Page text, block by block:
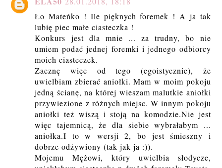
Ło Mateńko ! Ile pięknych foremek ! A ja tak
lubię piec małe ciasteczka !
Konkurs jest dla mnie ... za trudny, bo nie
umiem podać jednej foremki i jednego odbiorcy
moich ciasteczek.
Zacznę więc od tego (egoistycznie), że
uwielbiam zbierać aniołki. Mam w moim pokoju
jedną ścianę, na której wieszam malutkie aniołki
przywiezione z różnych miejsc. W innym pokoju
aniołki też wiszą i stoją na komodzie.Nie jest
więc tajemnicą, że dla siebie wybrałabym ...
aniołka.I to w wersji 2, bo jest śmieszny i
dobrze odżywiony (tak jak ja :)).
Mojemu Mężowi, który uwielbia słodycze,